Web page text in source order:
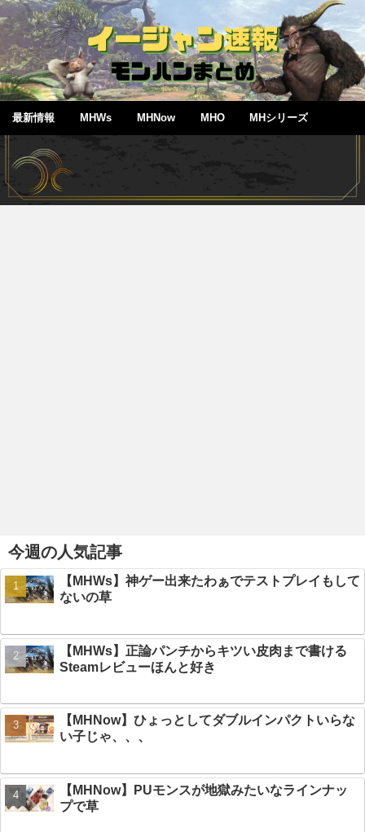
最新情報 MHWs MHNow MHO MHシリーズ
今週の人気記事
【MHWs】神ゲー出来たわぁでテストプレイもして
ないの草
【MHWs】正論パンチからキツい皮肉まで書ける
Steamレビューほんと好き
【MHNow】ひょっとしてダブルインパクトいらな
い子じゃ、、、
【MHNow】PUモンスが地獄みたいなラインナッ
プで草